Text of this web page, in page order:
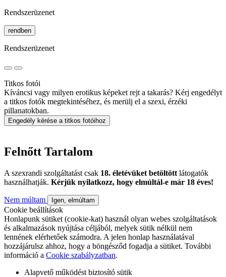
Rendszerüzenet
rendben
Rendszerüzenet
Titkos fotói
Kíváncsi vagy milyen erotikus képeket rejt a takarás? Kérj engedélyt
a titkos fotók megtekintéséhez, és merülj el a szexi, érzéki
pillanatokban.
Engedély kérése a titkos fotóihoz
Felnőtt Tartalom
A szexrandi szolgáltatást csak 18. életévüket betöltött látogatók
használhatják. Kérjük nyilatkozz, hogy elmúltál-e már 18 éves!
Nem múltam Igen, elmúltam
Cookie beállítások
Honlapunk sütiket (cookie-kat) használ olyan webes szolgáltatások
és alkalmazások nyújtása céljából, melyek sütik nélkül nem
lennének elérhetőek számodra. A jelen honlap használatával
hozzájárulsz ahhoz, hogy a böngésződ fogadja a sütiket. További
információ a Cookie szabályzatban.
Alapvető működést biztosító sütik